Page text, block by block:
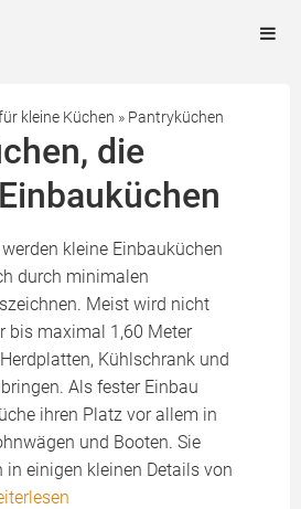
kleine Küchen » Pantryküchen
die
kleine Einbauküchen
durch minimalen
Meist wird nicht
bis maximal 1,60 Meter
Kühlschrank und
Als fester Einbau
ihren Platz vor allem in
und Booten. Sie
in einigen kleinen Details von